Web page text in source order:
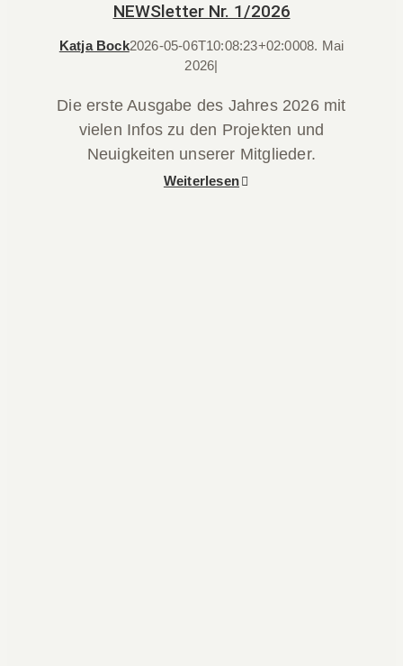
NEWSletter Nr. 1/2026
Katja Bock2026-05-06T10:08:23+02:0008. Mai
2026|
Die erste Ausgabe des Jahres 2026 mit
vielen Infos zu den Projekten und
Neuigkeiten unserer Mitglieder.
Weiterlesen